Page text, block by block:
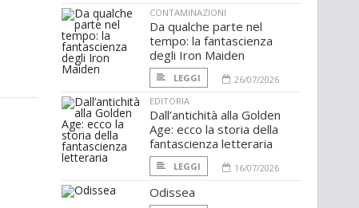
CONTAMINAZIONI
Da qualche parte nel
tempo: la fantascienza
degli Iron Maiden
LEGGI
26/07/2026
EDITORIA
Dall’antichità alla Golden
Age: ecco la storia della
fantascienza letteraria
LEGGI 16/07/2026
Odissea